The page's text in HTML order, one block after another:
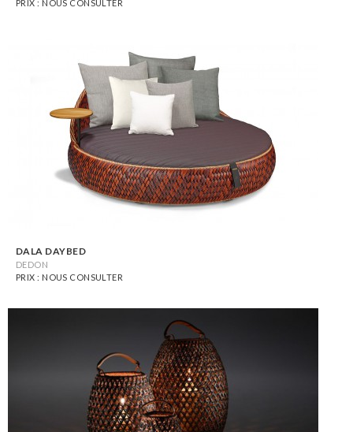
PRIX : NOUS CONSULTER
DALA DAYBED
DEDON
PRIX : NOUS CONSULTER